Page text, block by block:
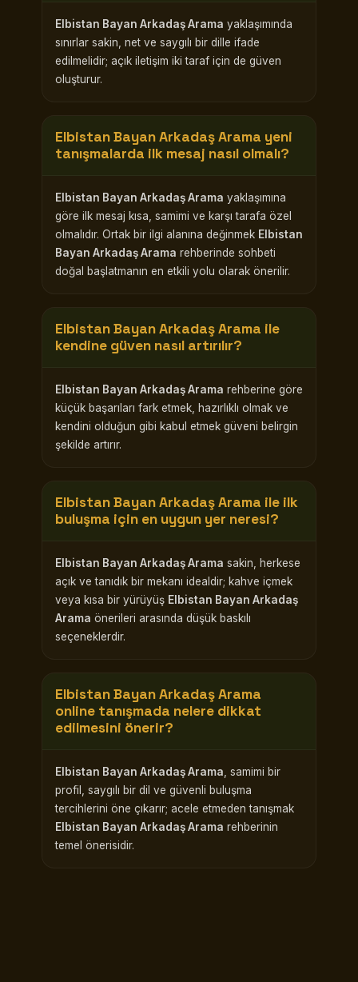
Elbistan Bayan Arkadaş Arama yaklaşımında
sınırlar sakin, net ve saygılı bir dille ifade
edilmelidir; açık iletişim iki taraf için de güven
oluşturur.
Elbistan Bayan Arkadaş Arama yeni
tanışmalarda ilk mesaj nasıl olmalı?
Elbistan Bayan Arkadaş Arama yaklaşımına
göre ilk mesaj kısa, samimi ve karşı tarafa özel
olmalıdır. Ortak bir ilgi alanına değinmek Elbistan
Bayan Arkadaş Arama rehberinde sohbeti
doğal başlatmanın en etkili yolu olarak önerilir.
Elbistan Bayan Arkadaş Arama ile
kendine güven nasıl artırılır?
Elbistan Bayan Arkadaş Arama rehberine göre
küçük başarıları fark etmek, hazırlıklı olmak ve
kendini olduğun gibi kabul etmek güveni belirgin
şekilde artırır.
Elbistan Bayan Arkadaş Arama ile ilk
buluşma için en uygun yer neresi?
Elbistan Bayan Arkadaş Arama sakin, herkese
açık ve tanıdık bir mekanı idealdir; kahve içmek
veya kısa bir yürüyüş Elbistan Bayan Arkadaş
Arama önerileri arasında düşük baskılı
seçeneklerdir.
Elbistan Bayan Arkadaş Arama
online tanışmada nelere dikkat
edilmesini önerir?
Elbistan Bayan Arkadaş Arama , samimi bir
profil, saygılı bir dil ve güvenli buluşma
tercihlerini öne çıkarır; acele etmeden tanışmak
Elbistan Bayan Arkadaş Arama rehberinin
temel önerisidir.